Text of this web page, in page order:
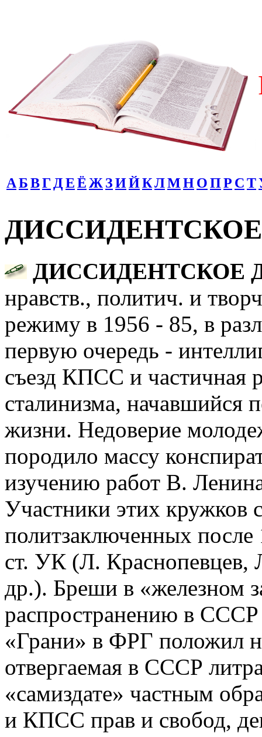
АБВГ ДЕЁ Ж ЗИЙКЛМНОПР СТ
ДИССИДЕНТСКОЕ
нравств., политич. и
режиму в 1956 - 85, в
первую очередь -
съезд КПСС и частичная
сталинизма, начавшийся
жизни. Недоверие
породило массу
изучению работ В.
Участники этих кружков
политзаключенных
ст. УК (Л.
др.). Бреши в «железном
распространению в
«Грани» в ФРГ положил
отвергаемая в СССР
«самиздате» частным
и КПСС прав и свобод,